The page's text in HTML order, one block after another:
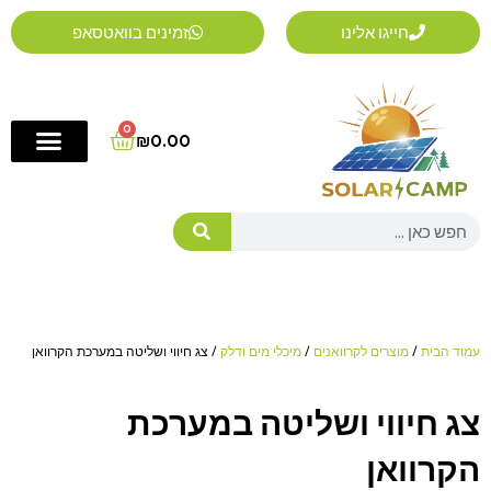
דילוג
לתוכן
חייגו אלינו זמינים בוואטסאפ
₪0.00
0
Cart
Search
עמוד הבית / מוצרים לקרוואנים / מיכלי מים ודלק / צג חיווי ושליטה במערכת הקרוואן
צג חיווי ושליטה במערכת
הקרוואן